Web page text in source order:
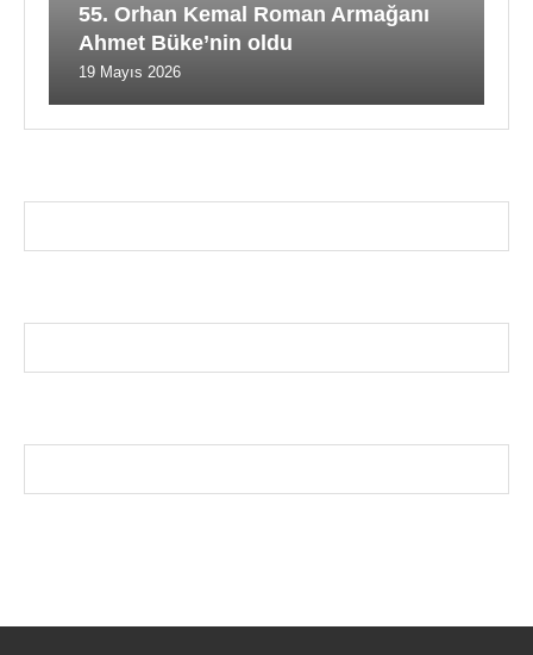
55. Orhan Kemal Roman Armağanı
Ahmet Büke’nin oldu
19 Mayıs 2026